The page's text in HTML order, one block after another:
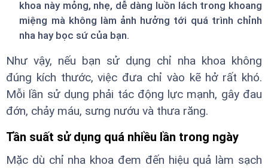
khoa này mỏng, nhẹ, dễ dàng luồn lách trong khoang
miệng mà không làm ảnh hưởng tới quá trình chỉnh
nha hay bọc sứ của bạn.
Như vậy, nếu bạn sử dụng chỉ nha khoa không
đúng kích thước, việc đưa chỉ vào kẽ hở rất khó.
Mỗi lần sử dụng phải tác động lực mạnh, gây đau
đớn, chảy máu, sưng nướu và thưa răng.
Tần suất sử dụng quá nhiều lần trong ngày
Mặc dù chỉ nha khoa đem đến hiệu quả làm sạch